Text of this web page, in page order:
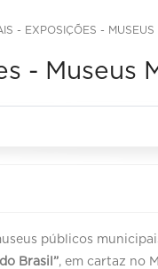
- EXPOSIÇÕES - MUSEUS
- Museus
públicos
Brasil”, em cartaz no